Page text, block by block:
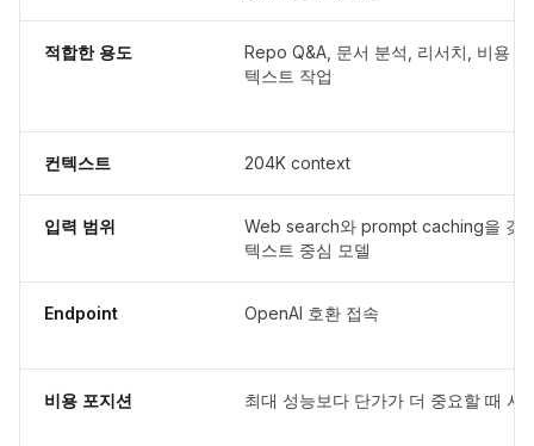
적합한 용도
Repo Q&A, 문서 분석, 리서치, 비용
텍스트 작업
컨텍스트 204K context
입력 범위
Web search와 prompt caching을 갖
텍스트 중심 모델
Endpoint OpenAI 호환 접속
비용 포지션 최대 성능보다 단가가 더 중요할 때 사